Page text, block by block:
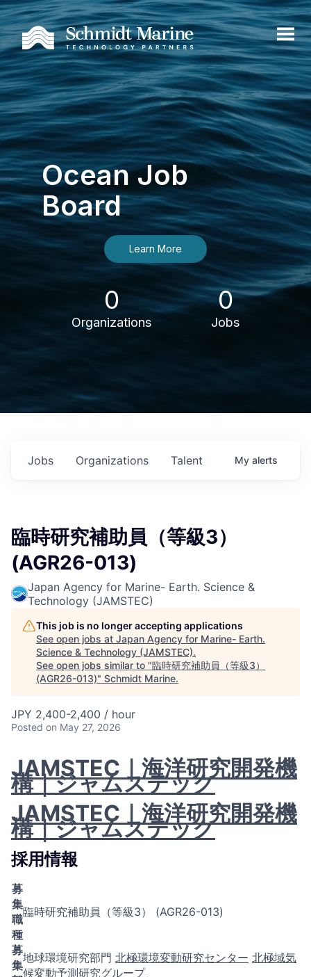
Ocean Job
Board
Learn More
0
Organizations
0
Jobs
Jobs Organizations Talent My alerts
臨時研究補助員（等級3）
(AGR26-013)
Japan Agency for Marine- Earth. Science &
Technology (JAMSTEC)
This job is no longer accepting applications
See open jobs at Japan Agency for Marine- Earth.
Science & Technology (JAMSTEC).
See open jobs similar to "臨時研究補助員（等級3）
(AGR26-013)" Schmidt Marine.
JPY 2,400-2,400 / hour
Posted on May 27, 2026
JAMSTEC｜海洋研究開発機
構｜ジャムステック
JAMSTEC｜海洋研究開発機
構｜ジャムステック
採用情報
募
集
職
種
臨時研究補助員（等級3） (AGR26-013)
募
集
地球環境研究部門 北極環境変動研究センター 北極域気
候変動予測研究グループ